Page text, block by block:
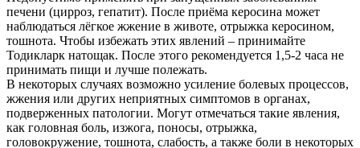
печени (цирроз, гепатит). После приёма керосина может
наблюдаться лёгкое жжение в животе, отрыжка керосином,
тошнота. Чтобы избежать этих явлений – принимайте
Тодикларк натощак. После этого рекомендуется 1,5-2 часа не
принимать пищи и лучше полежать.
В некоторых случаях возможно усиление болевых процессов,
жжения или других неприятных симптомов в органах,
подверженных патологии. Могут отмечаться такие явления,
как головная боль, изжога, поносы, отрыжка,
головокружение, тошнота, слабость, а также боли в некоторых